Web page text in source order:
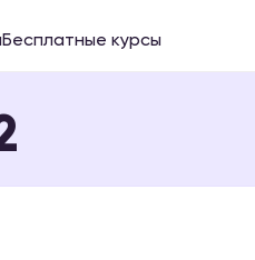
Бесплатные курсы